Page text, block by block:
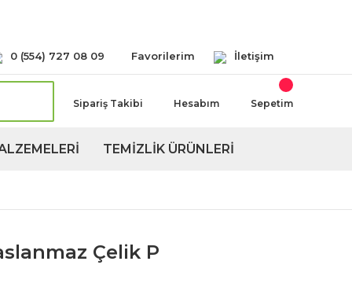
0 (554) 727 08 09 Favorilerim İletişim
Sipariş Takibi Hesabım Sepetim
TEMİZLİK ÜRÜNLERİ
Çelik P